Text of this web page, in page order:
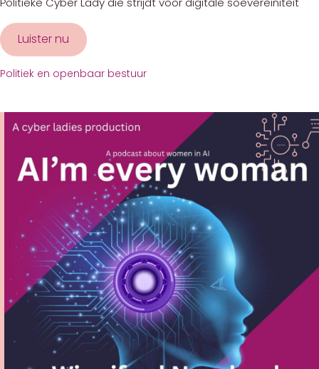
Luister nu about Elisabeth IJmker
Politiek en openbaar bestuur